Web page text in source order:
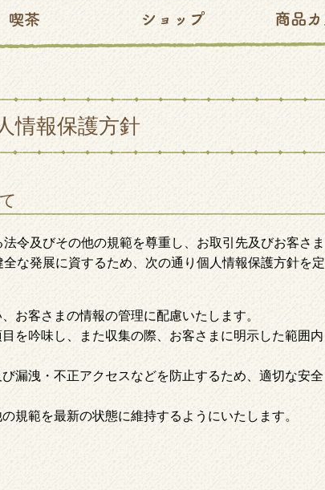
情報保護方針
令及びその他の規範を尊重し、お取引先及びお客さま
な発展に資するため、次の通り個人情報保護方針を定
お客さまの情報の管理に配慮いたします。
を吟味し、また収集の際、お客さまに明示した範囲内
漏洩・不正アクセスなどを防止するため、適切な安全
規範を最新の状態に維持するようにいたします。